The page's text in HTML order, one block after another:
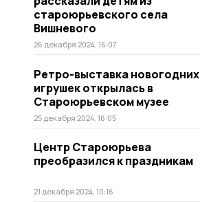
староюрьевского села
Вишневого
26 декабря 2024, 16:07
Ретро-выставка новогодних
игрушек открылась в
Староюрьевском музее
25 декабря 2024, 16:05
Центр Староюрьева
преобразился к праздникам
21 декабря 2024, 10:16